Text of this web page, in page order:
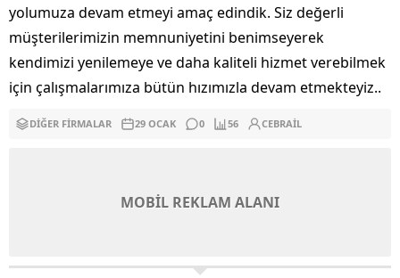
yolumuza devam etmeyi amaç edindik. Siz değerli
müşterilerimizin memnuniyetini benimseyerek
kendimizi yenilemeye ve daha kaliteli hizmet verebilmek
için çalışmalarımıza bütün hızımızla devam etmekteyiz..
DIĞER FIRMALAR 29 OCAK 0 56 CEBRAIL
MOBİL REKLAM ALANI